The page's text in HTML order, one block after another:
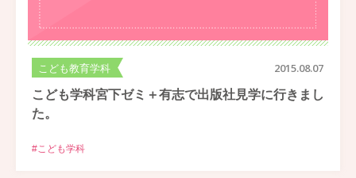
こども教育学科 2015.08.07
こども学科宮下ゼミ＋有志で出版社見学に行きまし
た。
#こども学科